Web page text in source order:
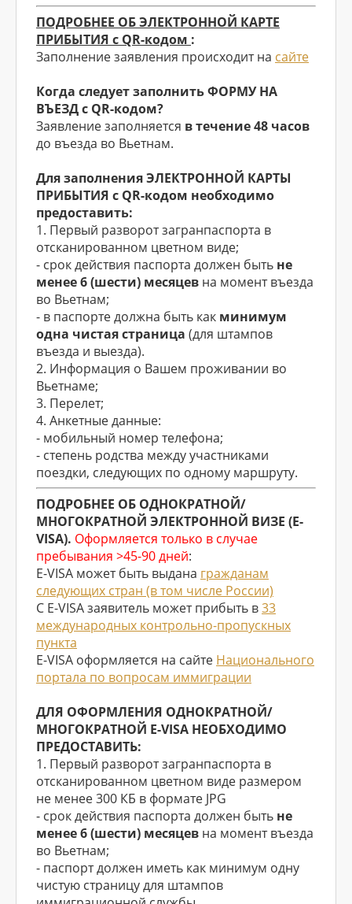
ПОДРОБНЕЕ ОБ ЭЛЕКТРОННОЙ КАРТЕ
ПРИБЫТИЯ с QR-кодом :
Заполнение заявления происходит на сайте
Когда следует заполнить ФОРМУ НА
ВЪЕЗД с QR-кодом?
Заявление заполняется в течение 48 часов
до въезда во Вьетнам.
Для заполнения ЭЛЕКТРОННОЙ КАРТЫ
ПРИБЫТИЯ с QR-кодом необходимо
предоставить:
1. Первый разворот загранпаспорта в
отсканированном цветном виде;
- cрок действия паспорта должен быть не
менее 6 (шести) месяцев на момент въезда
во Вьетнам;
- в паспорте должна быть как минимум
одна чистая страница (для штампов
въезда и выезда).
2. Информация о Вашем проживании во
Вьетнаме;
3. Перелет;
4. Анкетные данные:
- мобильный номер телефона;
- cтепень родства между участниками
поездки, следующих по одному маршруту.
ПОДРОБНЕЕ ОБ ОДНОКРАТНОЙ/
МНОГОКРАТНОЙ ЭЛЕКТРОННОЙ ВИЗЕ (E-
VISA). Оформляется только в случае
пребывания >45-90 дней:
E-VISA может быть выдана гражданам
следующих стран (в том числе России)
С E-VISA заявитель может прибыть в33
международных контрольно-пропускных
пункта
E-VISA оформляется на сайте Национального
портала по вопросам иммиграции
ДЛЯ ОФОРМЛЕНИЯ ОДНОКРАТНОЙ/
МНОГОКРАТНОЙ E-VISA НЕОБХОДИМО
ПРЕДОСТАВИТЬ:
1. Первый разворот загранпаспорта в
отсканированном цветном виде размером
не менее 300 КБ в формате JPG
- cрок действия паспорта должен быть не
менее 6 (шести) месяцев на момент въезда
во Вьетнам;
- паспорт должен иметь как минимум одну
чистую страницу для штампов